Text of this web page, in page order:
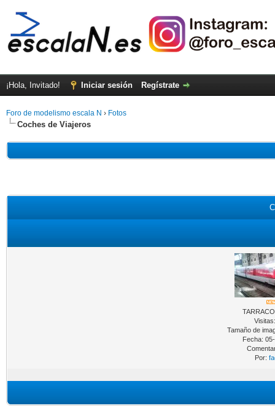
¡Hola, Invitado! Iniciar sesión Regístrate
Foro de modelismo escala N › Fotos
Coches de Viajeros
Tamaño de
Fecha:
Por: